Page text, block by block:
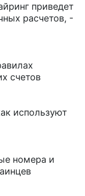
приведет
расчетов, -
счетов
используют
номера и